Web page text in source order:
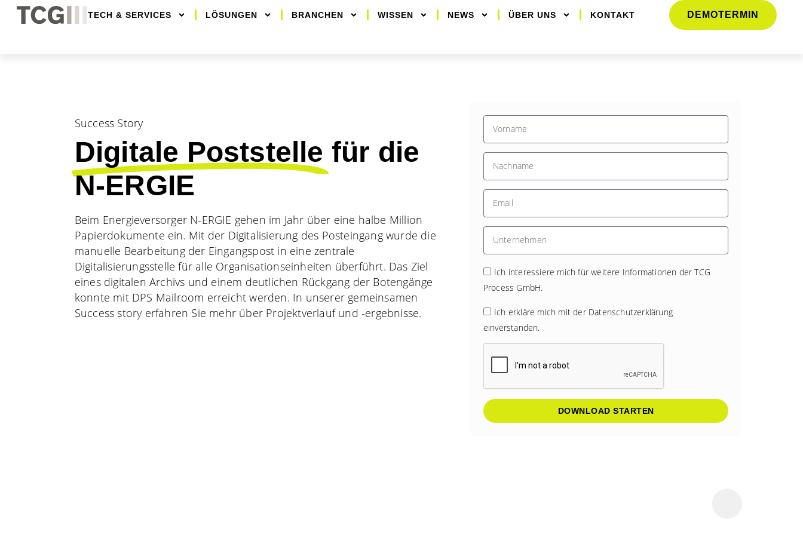
TECH & SERVICES LÖSUNGEN BRANCHEN WISSEN NEWS ÜBER UNS KONTAKT DEMOTERMIN
Success Story
Digitale Poststelle für die
N-ERGIE
Beim Energieversorger N-ERGIE gehen im Jahr über eine halbe Million
Papierdokumente ein. Mit der Digitalisierung des Posteingang wurde die
manuelle Bearbeitung der Eingangspost in eine zentrale
Digitalisierungsstelle für alle Organisationseinheiten überführt. Das Ziel
eines digitalen Archivs und einem deutlichen Rückgang der Botengänge
konnte mit DPS Mailroom erreicht werden. In unserer gemeinsamen
Success story erfahren Sie mehr über Projektverlauf und -ergebnisse.
Ich interessiere mich für weitere Informationen der TCG
Process GmbH.
Ich erkläre mich mit der Datenschutzerklärung
einverstanden.
DOWNLOAD STARTEN